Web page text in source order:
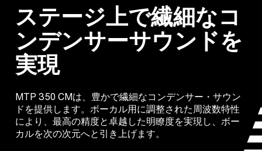
ステージ上で繊細なコ
ンデンサーサウンドを
実現
MTP 350 CMは、豊かで繊細なコンデンサー・サウン
ドを提供します。ボーカル用に調整された周波数特性
により、最高の精度と卓越した明瞭度を実現し、ボー
カルを次の次元へと引き上げます。